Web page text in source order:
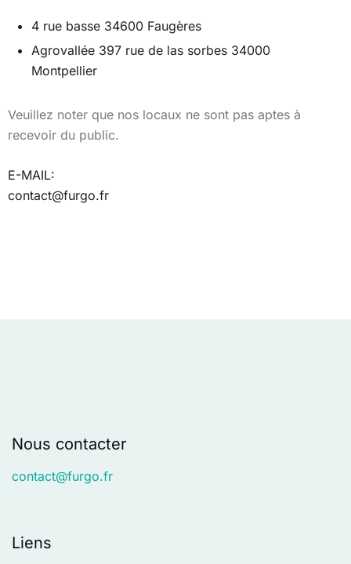
4 rue basse 34600 Faugères
Agrovallée 397 rue de las sorbes 34000
Montpellier
Veuillez noter que nos locaux ne sont pas aptes à
recevoir du public.
E-MAIL:
contact@furgo.fr
Nous contacter
contact@furgo.fr
Liens